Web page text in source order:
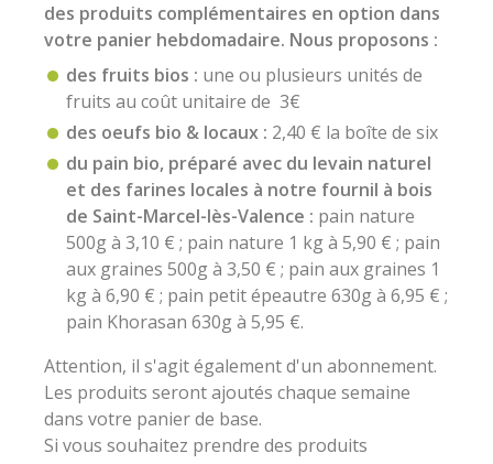
des produits complémentaires en option dans
votre panier hebdomadaire. Nous proposons :
des fruits bios : une ou plusieurs unités de
fruits au coût unitaire de 3€
des oeufs bio & locaux : 2,40 € la boîte de six
du pain bio, préparé avec du levain naturel
et des farines locales à notre fournil à bois
de Saint-Marcel-lès-Valence : pain nature
500g à 3,10 € ; pain nature 1 kg à 5,90 € ; pain
aux graines 500g à 3,50 € ; pain aux graines 1
kg à 6,90 € ; pain petit épeautre 630g à 6,95 € ;
pain Khorasan 630g à 5,95 €.
Attention, il s'agit également d'un abonnement.
Les produits seront ajoutés chaque semaine
dans votre panier de base.
Si vous souhaitez prendre des produits